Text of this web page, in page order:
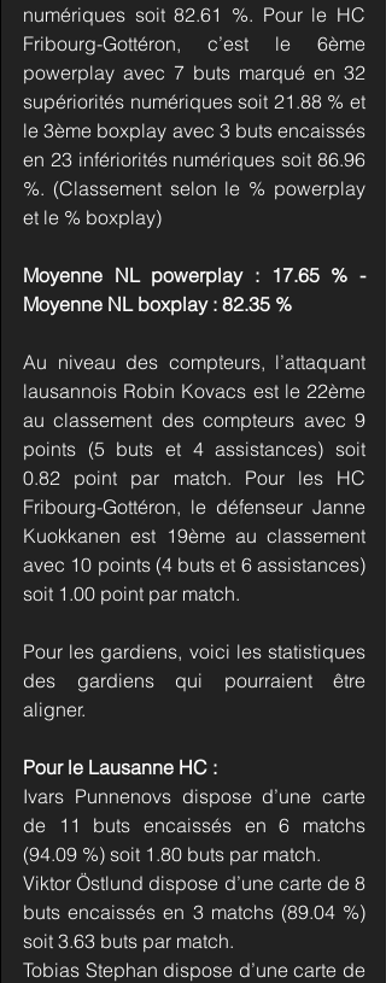
numériques soit 82.61 %. Pour le HC
Fribourg-Gottéron, c’est le 6ème
powerplay avec 7 buts marqué en 32
supériorités numériques soit 21.88 % et
le 3ème boxplay avec 3 buts encaissés
en 23 infériorités numériques soit 86.96
%. (Classement selon le % powerplay
et le % boxplay)
Moyenne NL powerplay : 17.65 % -
Moyenne NL boxplay : 82.35 %
Au niveau des compteurs, l’attaquant
lausannois Robin Kovacs est le 22ème
au classement des compteurs avec 9
points (5 buts et 4 assistances) soit
0.82 point par match. Pour les HC
Fribourg-Gottéron, le défenseur Janne
Kuokkanen est 19ème au classement
avec 10 points (4 buts et 6 assistances)
soit 1.00 point par match.
Pour les gardiens, voici les statistiques
des gardiens qui pourraient être
aligner.
Pour le Lausanne HC :
Ivars Punnenovs dispose d’une carte
de 11 buts encaissés en 6 matchs
(94.09 %) soit 1.80 buts par match.
Viktor Östlund dispose d’une carte de 8
buts encaissés en 3 matchs (89.04 %)
soit 3.63 buts par match.
Tobias Stephan dispose d’une carte de